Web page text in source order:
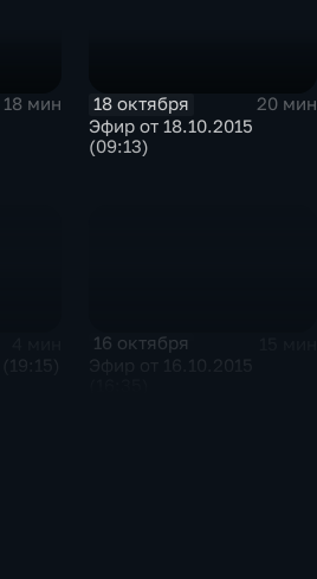
18 мин
18 октября
20 мин
Эфир от 18.10.2015
(09:13)
16 октября